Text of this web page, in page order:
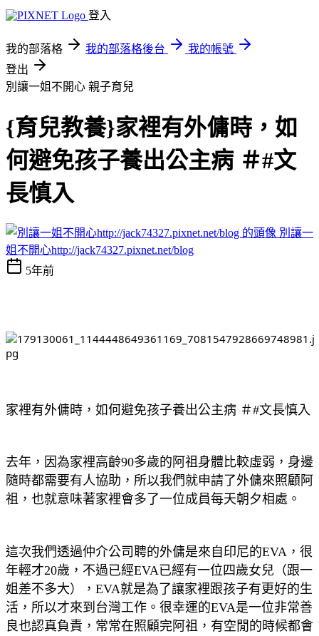
登入
我的部落格 我的部落格後台
我的帳號
登出
別讓一姐不開心 親子育兒
{育兒教養}家裡有外傭時，如
何避免孩子養出公主病 ＃#文
長慎入
別讓一
姐不開心http://jack74327.pixnet.net/blog
5年前
家裡有外傭時，如何避免孩子養出公主病 ＃#文長慎入
去年，因為家裡高齡90多歲的阿祖身體比較虛弱，身邊
隨時都需要有人協助，所以我們就申請了外傭來照顧阿
祖，也就意味著家裡會多了一位成員每天朝夕相處。
這次我們透過仲介公司聘的外傭是來自印尼的EVA，很
年輕才20歲，不過已經EVA已經有一位四歲女兒（跟一
姐差不多大），EVA就是為了讓家裡跟孩子有更好的生
活，所以才來到台灣工作。很幸運的EVA是一位非常善
良也認真負責，常常在照顧完阿祖，有空閒的時候都會